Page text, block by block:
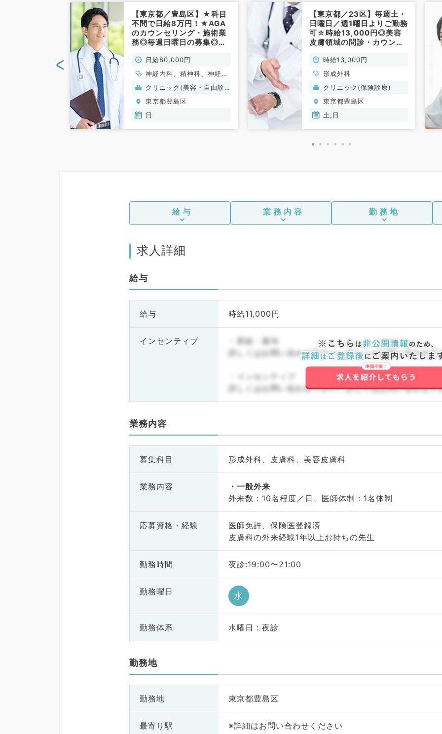
【東京都／豊島区】★科目
不問で日給8万円！★AGA
のカウンセリング・施術業
務◎毎週日曜日の募集◎駅
問／非常勤）
日給80,000円
神経内科、精神科、神経
科、アレルギー科、リウマ
チ科、小児科、整形外科、
形成外科、美容外科、脳神
経外科、呼吸器外科、心臓
科、呼吸器内科、消化器内
科、内分泌・代謝内科、腎
臓内科、老年内科、血液内
科、総合診療科、美容皮膚
礎医学系、膠原病科、スポ
ーツ整形外科、大腸・肛門
外科、その他、産業医、科
目不問
クリニック(美容・自由診
療）
東京都豊島区
日
【東京都／23区】毎週土・
日曜日／週1曜日よりご勤務
可☆時給13,000円◎美容
皮膚領域の問診・カウンセ
♪（形成外科／非常勤）
時給13,000円
形成外科
クリニック(保険診療)
東京都豊島区
土,日
<
給与 業務内容 勤務地
求人詳細
給与
給与 時給11,000円
インセンティブ
・昇給・賞与
詳しくはお問い合わせ下さい。詳しくはお問い合わせ下
・インセンティブ
詳しくはお問い合わせ下さい。詳しくはお問い合わせ下
業務内容
募集科目 形成外科、皮膚科、美容皮膚科
業務内容
一般外来
外来数：10名程度／日、医師体制：1名体制
応募資格・ 経験
医師免許、保険医登録済
皮膚科の外来経験1年以上お持ちの先生
勤務時間 夜診:19:00〜21:00
勤務曜日 水
勤務体系 水曜日 : 夜診
勤務地
勤務地 東京都豊島区
最寄り駅 ※詳細はお問い合わせください